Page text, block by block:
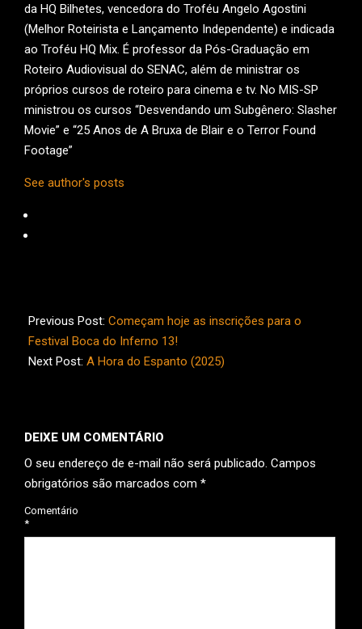
da HQ Bilhetes, vencedora do Troféu Angelo Agostini
(Melhor Roteirista e Lançamento Independente) e indicada
ao Troféu HQ Mix. É professor da Pós-Graduação em
Roteiro Audiovisual do SENAC, além de ministrar os
próprios cursos de roteiro para cinema e tv. No MIS-SP
ministrou os cursos “Desvendando um Subgênero: Slasher
Movie” e “25 Anos de A Bruxa de Blair e o Terror Found
Footage”
See author's posts
06-
15
Previous Post: Começam hoje as inscrições para o
Festival Boca do Inferno 13!
Next Post: A Hora do Espanto (2025)
DEIXE UM COMENTÁRIO
O seu endereço de e-mail não será publicado. Campos
obrigatórios são marcados com *
Comentário
*